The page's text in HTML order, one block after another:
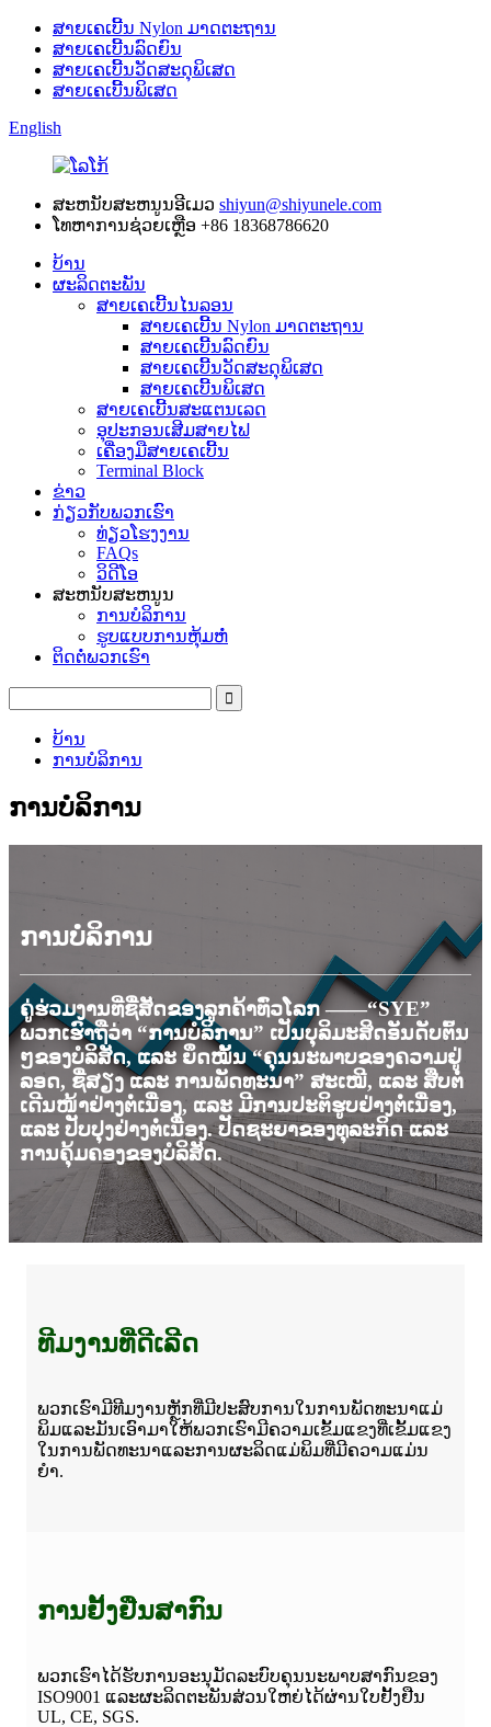
ສາຍເຄເບີ້ນ Nylon ມາດຕະຖານ
ສາຍເຄເບີ້ນລົດຍົນ
ສາຍເຄເບີ້ນວັດສະດຸພິເສດ
ສາຍເຄເບີ້ນພິເສດ
English
ສະຫນັບສະຫນູນອີເມວ shiyun@shiyunele.com
ໂທຫາການຊ່ວຍເຫຼືອ +86 18368786620
ບ້ານ
ຜະລິດຕະພັນ
ສາຍເຄເບີ້ນໄນລອນ
ສາຍເຄເບີ້ນ Nylon ມາດຕະຖານ
ສາຍເຄເບີ້ນລົດຍົນ
ສາຍເຄເບີ້ນວັດສະດຸພິເສດ
ສາຍເຄເບີ້ນພິເສດ
ສາຍເຄເບີ້ນສະແຕນເລດ
ອຸປະກອນເສີມສາຍໄຟ
ເຄື່ອງມືສາຍເຄເບີ້ນ
Terminal Block
ຂ່າວ
ກ່ຽວ​ກັບ​ພວກ​ເຮົາ
ທ່ຽວໂຮງງານ
FAQs
ວິດີໂອ
ສະຫນັບສະຫນູນ
ການບໍລິການ
ຮູບແບບການຫຸ້ມຫໍ່
ຕິດ​ຕໍ່​ພວກ​ເຮົາ
ບ້ານ
ການບໍລິການ
ການບໍລິການ
ການບໍລິການ
ຄູ່ຮ່ວມງານທີ່ຊື່ສັດຂອງລູກຄ້າທົ່ວໂລກ ——“SYE”
ພວກເຮົາຖືວ່າ “ການບໍລິການ” ເປັນບຸລິມະສິດອັນດັບຕົ້ນ
ໆຂອງບໍລິສັດ, ແລະ ຍຶດໝັ້ນ “ຄຸນນະພາບຂອງຄວາມຢູ່
ລອດ, ຊື່ສຽງ ແລະ ການພັດທະນາ” ສະເໝີ, ແລະ ສືບຕໍ່
ເດີນໜ້າຢ່າງຕໍ່ເນື່ອງ, ແລະ ມີການປະຕິຮູບຢ່າງຕໍ່ເນື່ອງ,
ແລະ ປັບປຸງຢ່າງຕໍ່ເນື່ອງ. ປັດຊະຍາຂອງທຸລະກິດ ແລະ
ການຄຸ້ມຄອງຂອງບໍລິສັດ.
ທີມງານທີ່ດີເລີດ
ພວກເຮົາມີທີມງານຫຼັກທີ່ມີປະສົບການໃນການພັດທະນາແມ່
ພິມແລະມັນເອົາມາໃຫ້ພວກເຮົາມີຄວາມເຂັ້ມແຂງທີ່ເຂັ້ມແຂງ
ໃນການພັດທະນາແລະການຜະລິດແມ່ພິມທີ່ມີຄວາມແມ່ນ
ຍໍາ.
ການຢັ້ງຢືນສາກົນ
ພວກເຮົາໄດ້ຮັບການອະນຸມັດລະບົບຄຸນນະພາບສາກົນຂອງ
ISO9001 ແລະຜະລິດຕະພັນສ່ວນໃຫຍ່ໄດ້ຜ່ານໃບຢັ້ງຢືນ
UL, CE, SGS.